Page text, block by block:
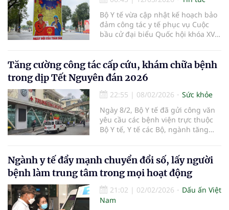
Bộ Y tế vừa cập nhật kế hoạch bảo
đảm công tác y tế phục vụ Cuộc
bầu cử đại biểu Quốc hội khóa XVI
Tăng cường công tác cấp cứu, khám chữa bệnh
trong dịp Tết Nguyên đán 2026
22:55 | 08/02/2026
Sức khỏe
Ngày 8/2, Bộ Y tế đã gửi công văn
yêu cầu các bệnh viện trực thuộc
Bộ Y tế, Y tế các Bộ, ngành tăng
đán Bính Ngọ 2026.
Ngành y tế đẩy mạnh chuyển đổi số, lấy người
bệnh làm trung tâm trong mọi hoạt động
21:02 | 02/02/2026
Dấu ấn Việt
Nam